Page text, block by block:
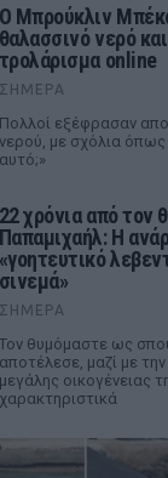
Ο Μπρούκλιν
θαλασσινό νερό
τρολάρισμα online
ΣΉΜΕΡΑ
Πολλοί εξέφρασαν
νερού, με σχόλια
αυτό;»
22 χρόνια από τον
Παπαμιχαήλ: Η
«γοητευτικό
σινεμά»
ΣΉΜΕΡΑ
Τον θυμόμαστε ως
αποτέλεσε, μαζί με
μεγάλης οικογένειας
χαρακτηριστικά